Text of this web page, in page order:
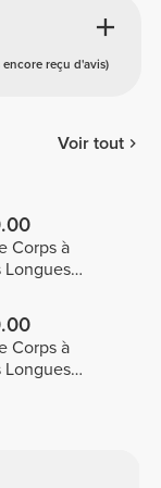
reçu d'avis)
Voir tout
Corps à
Longues
Corps à
Longues